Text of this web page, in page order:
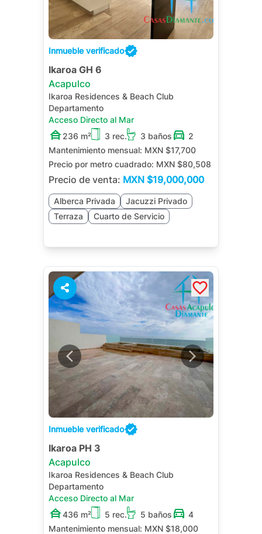
Inmueble verificado
Ikaroa GH 6
Acapulco
Ikaroa Residences & Beach Club
Departamento
Acceso Directo al Mar
236 m²
3 rec. 3 baños
2
Mantenimiento mensual: MXN $17,700
Precio por metro cuadrado: MXN $80,508
Precio de venta: MXN $19,000,000
Alberca Privada
Jacuzzi Privado
Terraza
Cuarto de Servicio
Inmueble verificado
Ikaroa PH 3
Acapulco
Ikaroa Residences & Beach Club
Departamento
Acceso Directo al Mar
436 m²
5 rec. 5 baños
4
Mantenimiento mensual: MXN $18,000